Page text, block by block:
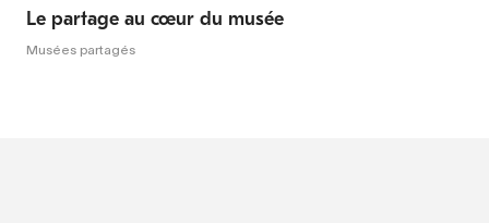
Le partage au cœur du musée
Musées partagés